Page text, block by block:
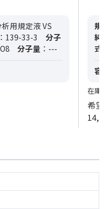
析用規定液 VS
：139-33-3
分子
分子量 ：---
規
純
式
容
在庫
希望